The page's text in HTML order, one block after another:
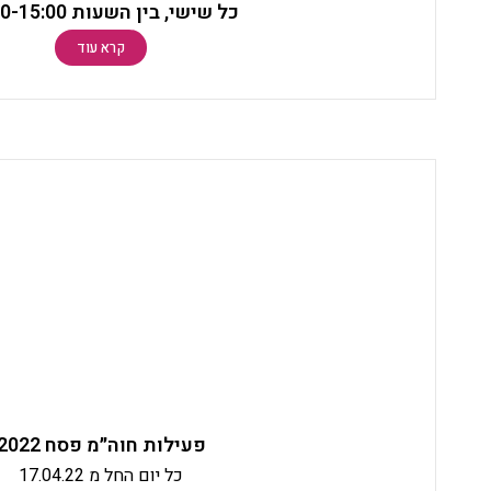
כל שישי, בין השעות 09:00-15:00
קרא עוד
פעילות חוה״מ פסח 2022
כל יום החל מ 17.04.22